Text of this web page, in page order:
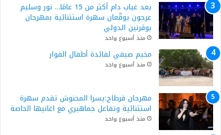
بعد غياب دام أكثر من 15 عامًا… نور وسليم
عرجون يوقّعان سهرة استثنائية بمهرجان
بوڨرنين الدولي
منذ أسبوع واحد
مخيم صيفي لفائدة أطفال الفوار
منذ أسبوع واحد
مهرجان قرطاج:يسرا المحنوش تقدم سهرة
استثنائية وتفاعل جماهيري مع اغانيها الخاصة
منذ أسبوع واحد